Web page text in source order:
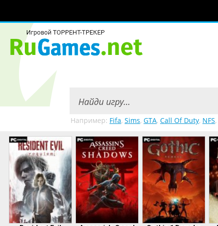
Например: Fifa, Sims, GTA, Call Of Duty, NFS,